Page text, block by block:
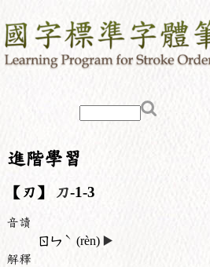
進階學習
【刃】 刀-1-3
音讀
ㄖㄣ ˋ (rèn) ▶️
解釋